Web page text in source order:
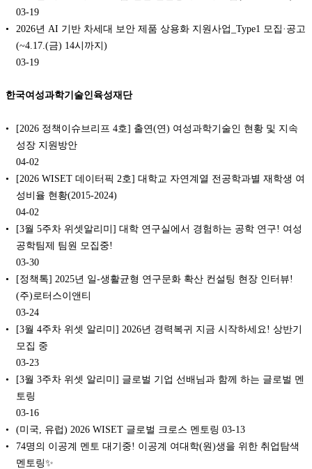
03-19
2026년 AI 기반 차세대 보안 제품 상용화 지원사업_Type1 모집·공고
(~4.17.(금) 14시까지)
03-19
한국여성과학기술인육성재단
[2026 정책이슈브리프 4호] 출연(연) 여성과학기술인 현황 및 지속
성장 지원방안
04-02
[2026 WISET 데이터픽 2호] 대학교 자연계열 전공학과별 재학생 여
성비율 현황(2015-2024)
04-02
[3월 5주차 위셋알리미] 대학 연구실에서 경험하는 공학 연구!‍ 여성
공학팀제 팀원 모집중!
03-30
[정책톡] 2025년 일-생활균형 연구문화 확산 컨설팅 현장 인터뷰!
(주)로터스이앤티
03-24
[3월 4주차 위셋 알리미] 2026년 경력복귀 지금 시작하세요! 상반기
모집 중
03-23
[3월 3주차 위셋 알리미] 글로벌 기업 선배님과 함께 하는 글로벌 멘
토링
03-16
(미국, 유럽) 2026 WISET 글로벌 크로스 멘토링 03-13
74명의 이공계 멘토 대기중! 이공계 여대학(원)생을 위한 취업탐색
멘토링✨